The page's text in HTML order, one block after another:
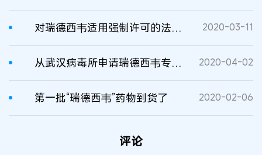
对瑞德西韦适用强制许可的法律路径 2020-03-11
从武汉病毒所申请瑞德西韦专利一事看药物用途专利 2020-04-02
第一批“瑞德西韦”药物到货了 2020-02-06
评论